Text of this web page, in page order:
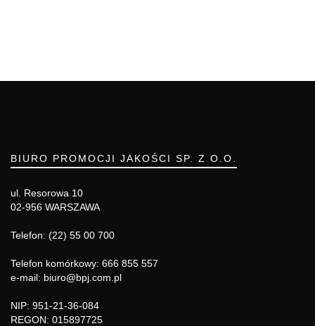
BIURO PROMOCJI JAKOŚCI SP. Z O.O.
ul. Resorowa 10
02-956 WARSZAWA
Telefon: (22) 55 00 700
Telefon komórkowy: 666 855 557
e-mail: biuro@bpj.com.pl
NIP: 951-21-36-084
REGON: 015897725